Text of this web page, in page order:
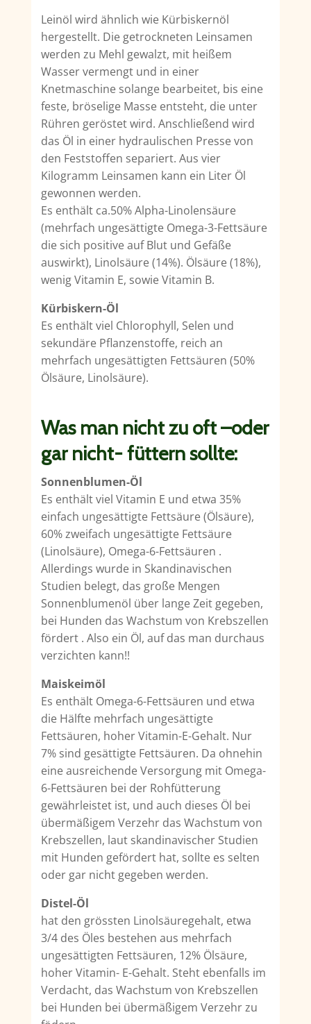
Leinöl wird ähnlich wie Kürbiskernöl
hergestellt. Die getrockneten Leinsamen
werden zu Mehl gewalzt, mit heißem
Wasser vermengt und in einer
Knetmaschine solange bearbeitet, bis eine
feste, bröselige Masse entsteht, die unter
Rühren geröstet wird. Anschließend wird
das Öl in einer hydraulischen Presse von
den Feststoffen separiert. Aus vier
Kilogramm Leinsamen kann ein Liter Öl
gewonnen werden.
Es enthält ca.50% Alpha-Linolensäure
(mehrfach ungesättigte Omega-3-Fettsäure
die sich positive auf Blut und Gefäße
auswirkt), Linolsäure (14%). Ölsäure (18%),
wenig Vitamin E, sowie Vitamin B.
Kürbiskern-Öl
Es enthält viel Chlorophyll, Selen und
sekundäre Pflanzenstoffe, reich an
mehrfach ungesättigten Fettsäuren (50%
Ölsäure, Linolsäure).
Was man nicht zu oft –oder
gar nicht- füttern sollte:
Sonnenblumen-Öl
Es enthält viel Vitamin E und etwa 35%
einfach ungesättigte Fettsäure (Ölsäure),
60% zweifach ungesättigte Fettsäure
(Linolsäure), Omega-6-Fettsäuren .
Allerdings wurde in Skandinavischen
Studien belegt, das große Mengen
Sonnenblumenöl über lange Zeit gegeben,
bei Hunden das Wachstum von Krebszellen
fördert . Also ein Öl, auf das man durchaus
verzichten kann!!
Maiskeimöl
Es enthält Omega-6-Fettsäuren und etwa
die Hälfte mehrfach ungesättigte
Fettsäuren, hoher Vitamin-E-Gehalt. Nur
7% sind gesättigte Fettsäuren. Da ohnehin
eine ausreichende Versorgung mit Omega-
6-Fettsäuren bei der Rohfütterung
gewährleistet ist, und auch dieses Öl bei
übermäßigem Verzehr das Wachstum von
Krebszellen, laut skandinavischer Studien
mit Hunden gefördert hat, sollte es selten
oder gar nicht gegeben werden.
Distel-Öl
hat den grössten Linolsäuregehalt, etwa
3/4 des Öles bestehen aus mehrfach
ungesättigten Fettsäuren, 12% Ölsäure,
hoher Vitamin- E-Gehalt. Steht ebenfalls im
Verdacht, das Wachstum von Krebszellen
bei Hunden bei übermäßigem Verzehr zu